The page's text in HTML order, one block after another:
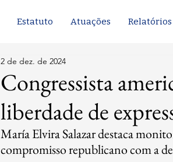
Estatuto Atuações Relatórios
Congressista
liberdade de
2 de dez. de 2024
María Elvira Salazar destaca
compromisso republicano com a